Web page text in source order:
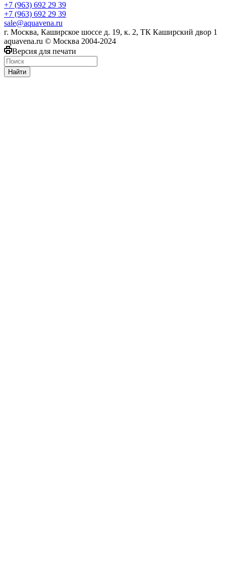
+7 (963) 692 29 39
+7 (963) 692 29 39
sale@aquavena.ru
г. Москва, Каширское шоссе д. 19, к. 2, ТК Каширский двор 1
aquavena.ru © Москва 2004-2024
Версия для печати
Найти